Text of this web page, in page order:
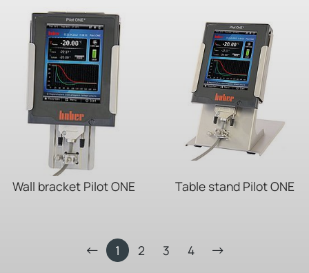
Wall bracket Pilot ONE Table stand Pilot ONE
1 2 3 4